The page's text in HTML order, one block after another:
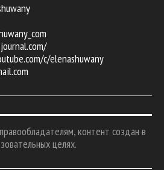
c/elenashuwany
контент создан в
целях.